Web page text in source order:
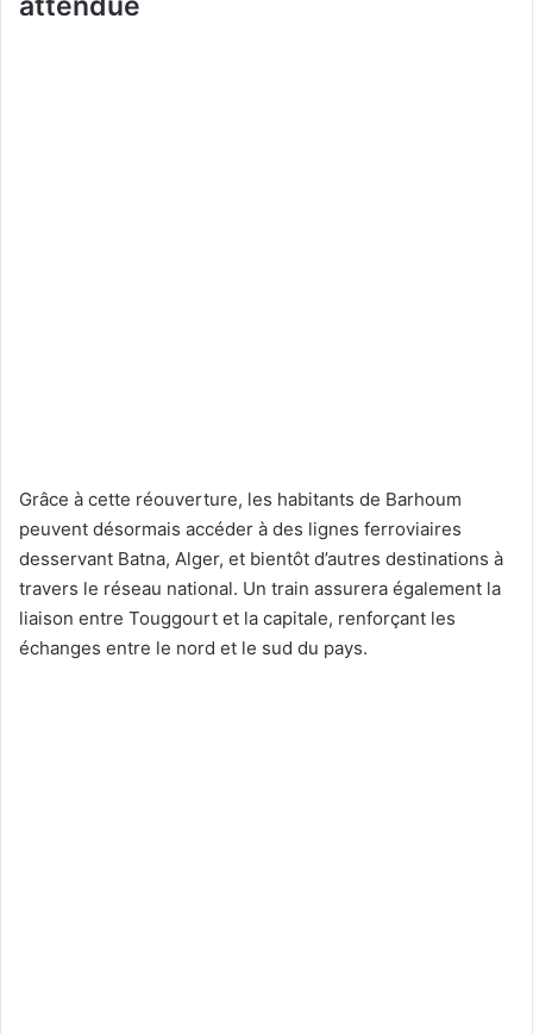
Grâce à cette réouverture, les habitants de Barhoum
peuvent désormais accéder à des lignes ferroviaires
desservant Batna, Alger, et bientôt d’autres destinations à
travers le réseau national. Un train assurera également la
liaison entre Touggourt et la capitale, renforçant les
échanges entre le nord et le sud du pays.